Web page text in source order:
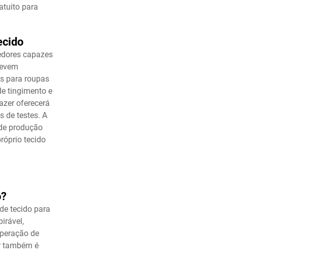
para
capazes
para roupas
tingimento e
oferecerá
de testes. A
produção
tecido
tecido para
de
também é